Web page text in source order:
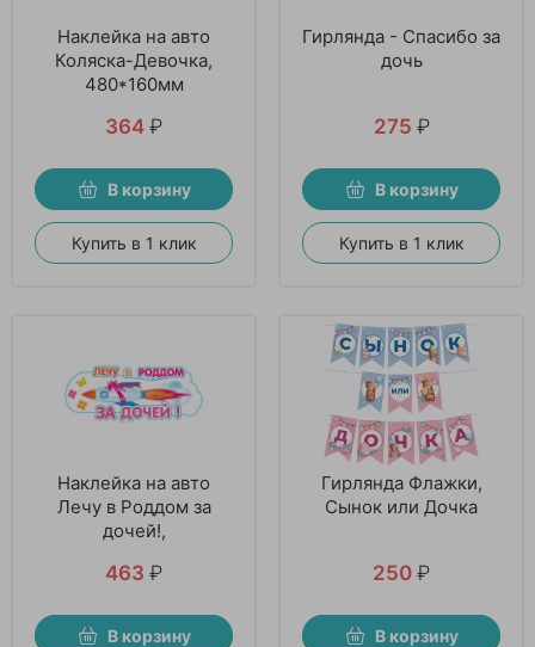
Наклейка на авто
Коляска-Девочка,
480*160мм
364 ₽
В корзину
Купить в 1 клик
Гирлянда - Спасибо за
дочь
275 ₽
В корзину
Купить в 1 клик
Наклейка на авто
Лечу в Роддом за
дочей!,
463 ₽
В корзину
Гирлянда Флажки,
Сынок или Дочка
250 ₽
В корзину